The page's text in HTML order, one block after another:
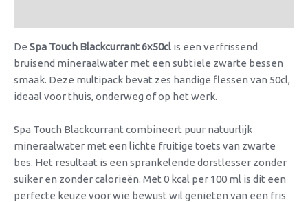
De Spa Touch Blackcurrant 6x50cl is een verfrissend
bruisend mineraalwater met een subtiele zwarte bessen
smaak. Deze multipack bevat zes handige flessen van 50cl,
ideaal voor thuis, onderweg of op het werk.
Spa Touch Blackcurrant combineert puur natuurlijk
mineraalwater met een lichte fruitige toets van zwarte
bes. Het resultaat is een sprankelende dorstlesser zonder
suiker en zonder calorieën. Met 0 kcal per 100 ml is dit een
perfecte keuze voor wie bewust wil genieten van een fris